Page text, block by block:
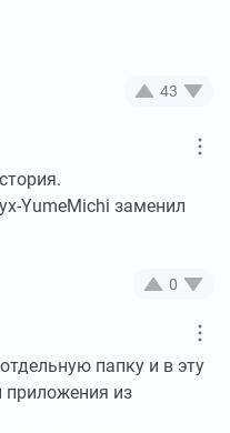
43
YumeMichi заменил
0
папку и в эту
из